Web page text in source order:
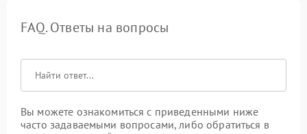
FAQ. Ответы на вопросы
Вы можете ознакомиться с приведенными ниже
часто задаваемыми вопросами, либо обратиться в